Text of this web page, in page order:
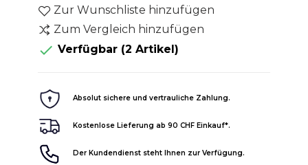
Zur Wunschliste hinzufügen
Zum Vergleich hinzufügen
 Verfügbar (2 Artikel)
Absolut sichere und vertrauliche Zahlung.
Kostenlose Lieferung ab 90 CHF Einkauf*.
Der Kundendienst steht Ihnen zur Verfügung.